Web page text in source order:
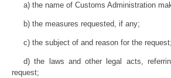
a) the name of Customs Administration
b) the measures requested, if any;
c) the subject of and reason for the request;
d) the laws and other legal acts,
request;